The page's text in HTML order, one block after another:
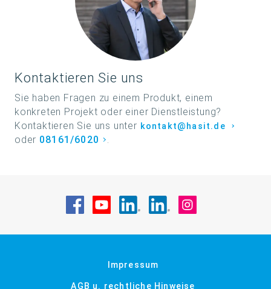
Ihr
Kontaktieren Sie uns
Sie haben Fragen zu einem Produkt, einem
konkreten Projekt oder einer Dienstleistung?
Kontaktieren Sie uns unter kontakt@hasit.de
oder 08161/6020
Besuche uns auf Facebook
Besuche uns auf YouTube
Besuche uns auf LinkedIn
Besuche uns auf
Impressum
AGB u. rechtliche Hinweise